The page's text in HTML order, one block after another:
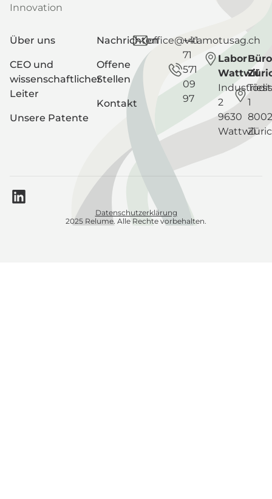
Innovation
Über uns
CEO und
wissenschaftlicher
Leiter
Unsere Patente
Nachrichten
Offene
Stellen
Kontakt
office@vitamotusag.ch
+41
71
571
09
97
Labor
Wattwil
2
9630
Wattwil
Büro
1
8002
Datenschutzerklärung
2025 Relume. Alle Rechte vorbehalten.